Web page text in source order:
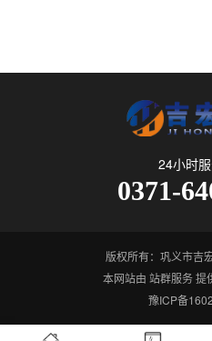
24小时
0371-
版权所有：巩义市吉
本网站由 站群服务提
豫ICP备